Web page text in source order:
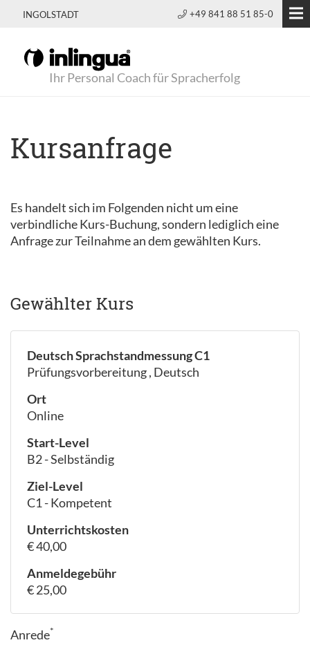
INGOLSTADT +49 841 88 51 85-0
Ihr Personal Coach für Spracherfolg
Kursanfrage
Es handelt sich im Folgenden nicht um eine
verbindliche Kurs-Buchung, sondern lediglich eine
Anfrage zur Teilnahme an dem gewählten Kurs.
Gewählter Kurs
Deutsch Sprachstandmessung C1
Prüfungsvorbereitung , Deutsch
Ort
Online
Start-Level
B2 - Selbständig
Ziel-Level
C1 - Kompetent
Unterrichtskosten
€ 40,00
Anmeldegebühr
€ 25,00
Anrede*